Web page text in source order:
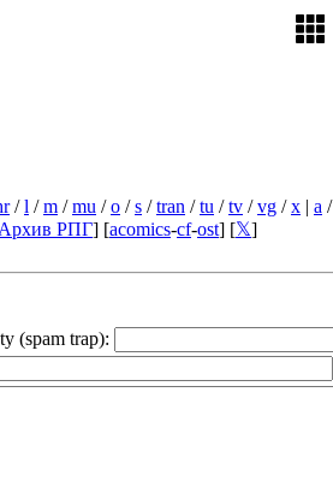
/l /m /mu /o /s /tran /tu /tv /vg /x | a /
Архив РПГ] [acomics-cf-ost] [𝕏]
(spam trap):